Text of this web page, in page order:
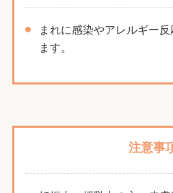
まれに感染やアレルギー
ます。
注意事